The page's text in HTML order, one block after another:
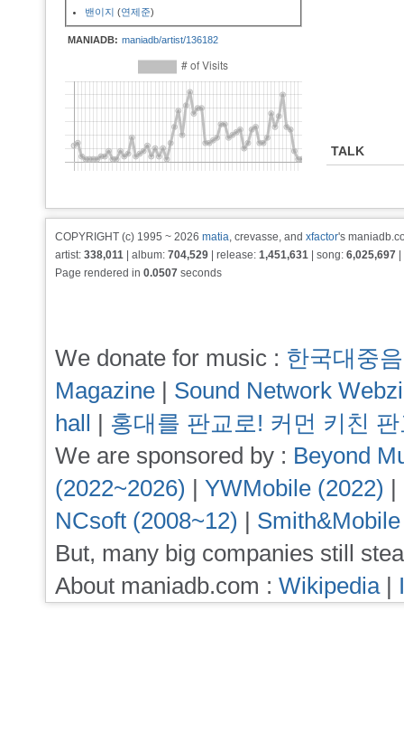
밴이지 (연제준)
MANIADB: maniadb/artist/136182
TALK
COPYRIGHT (c) 1995 ~ 2026 matia, crevasse, and xfactor's
artist: 338,011 | album: 704,529 | release: 1,451,631 | song: 6,025,697
Page rendered in 0.0507 seconds
We donate for music : 한국대중
Magazine | Sound Network
hall | 홍대를 판교로! 커먼 키친
We are sponsored by : Beyond
(2022~2026) | YWMobile (2022) |
NCsoft (2008~12) |
But, many big companies still
About maniadb.com : Wikipedia|